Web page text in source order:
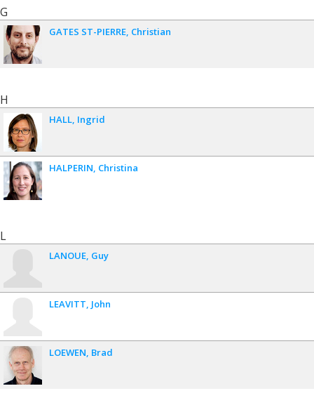
G
GATES ST-PIERRE Christian
H
HALL Ingrid
HALPERIN Christina
L
LANOUE Guy
LEAVITT John
LOEWEN Brad